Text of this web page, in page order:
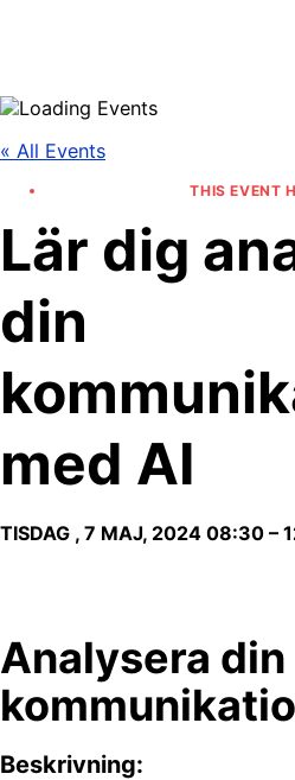
« All Events
THIS EVENT
Lär dig
din
med AI
TISDAG , 7 MAJ, 2024 08:30 –
Analysera din
Beskrivning: